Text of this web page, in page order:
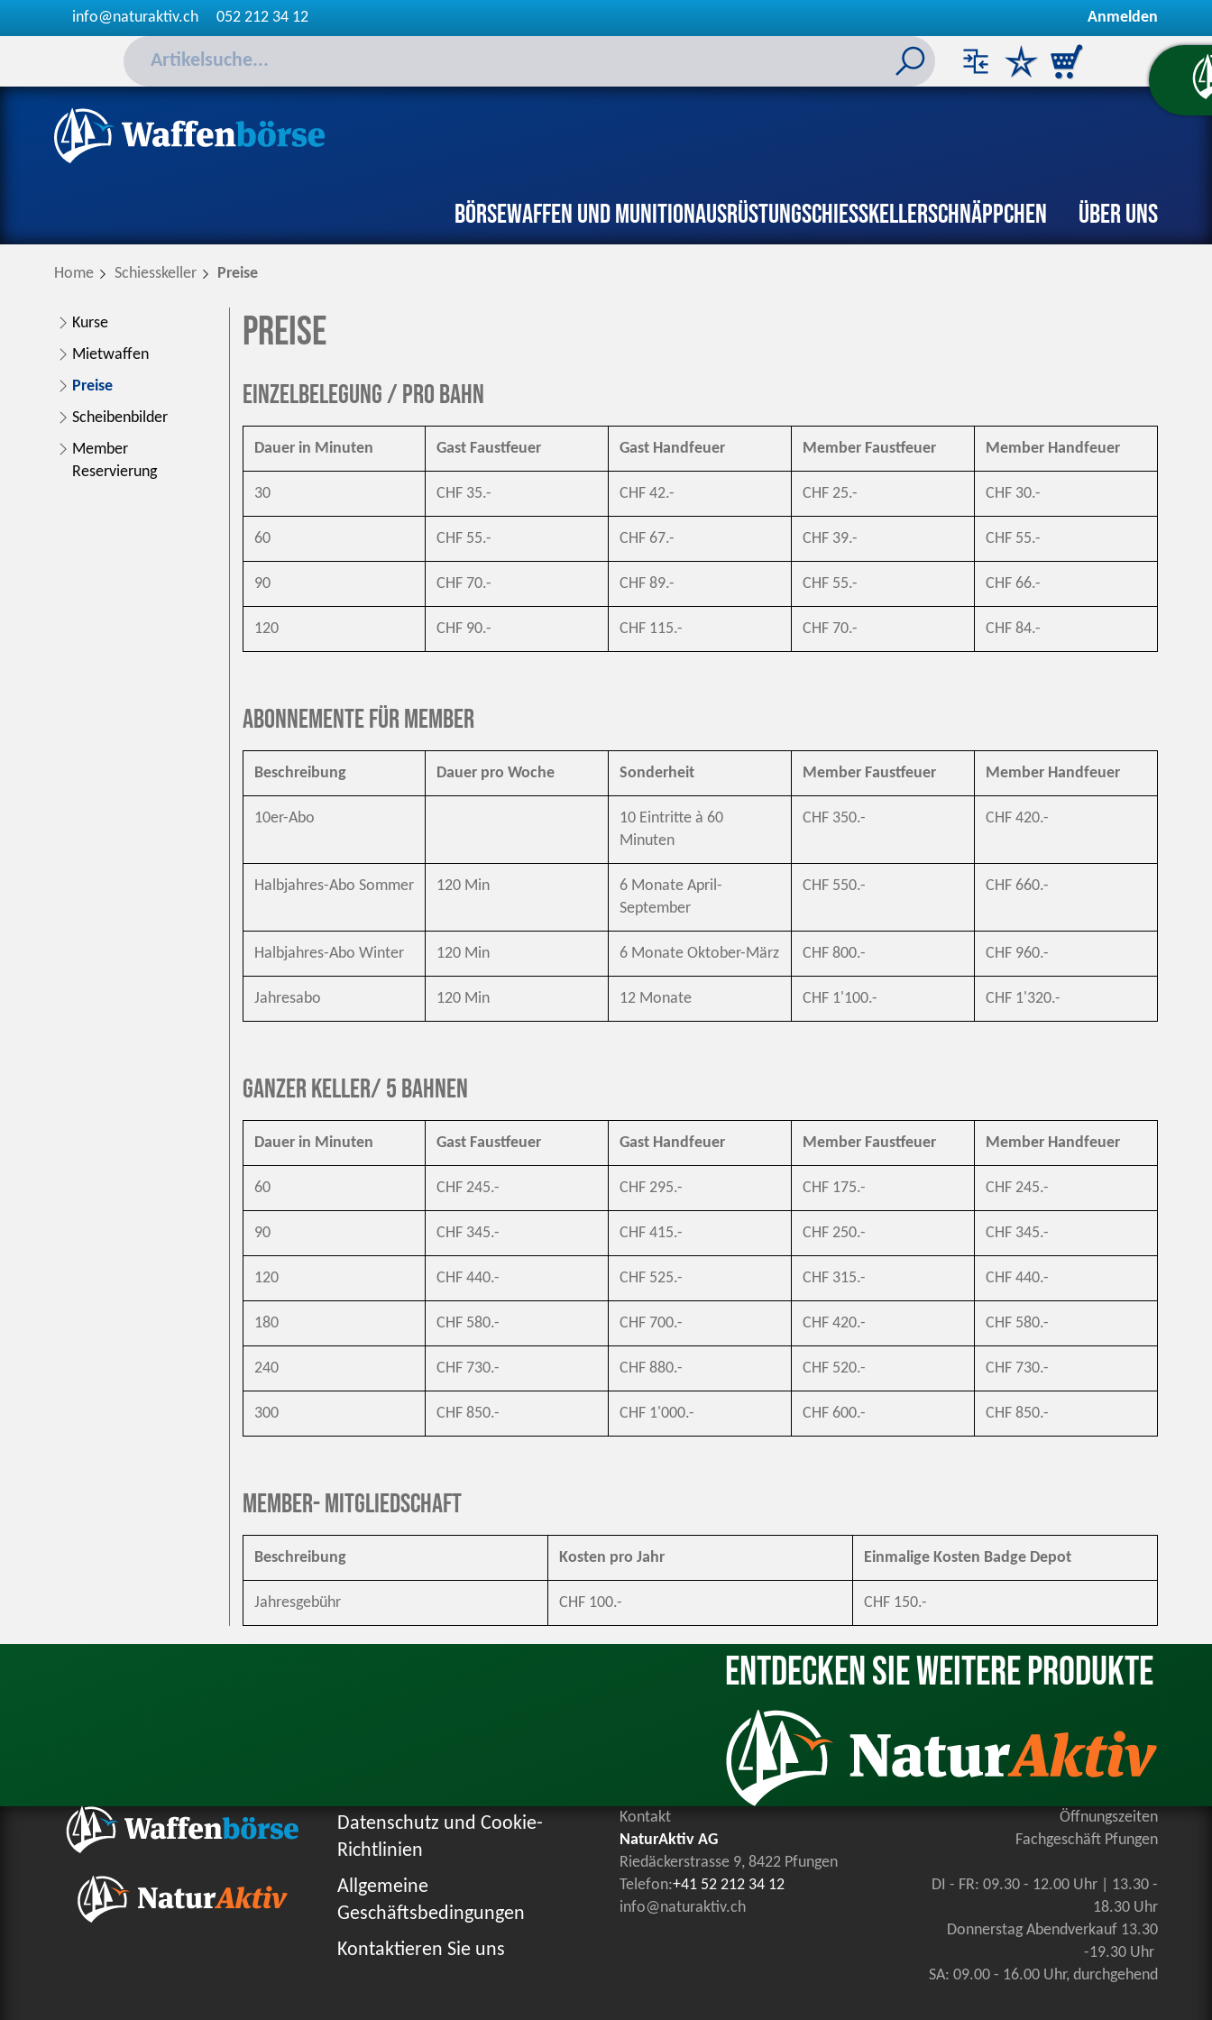
info@naturaktiv.ch 052 212 34 12 Anmelden
BörseWaffen und MunitionAusrüstungSchiesskellerSchnäppchen Über uns
Home Schiesskeller Preise
Kurse
Mietwaffen
Preise
Scheibenbilder
Member
Reservierung
Preise
Einzelbelegung / pro Bahn
Dauer in Minuten Gast Faustfeuer Gast Handfeuer Member Faustfeuer Member Handfeuer
30 CHF 35.- CHF 42.- CHF 25.- CHF 30.-
60 CHF 55.- CHF 67.- CHF 39.- CHF 55.-
90 CHF 70.- CHF 89.- CHF 55.- CHF 66.-
120 CHF 90.- CHF 115.- CHF 70.- CHF 84.-
Abonnemente für Member
Beschreibung Dauer pro Woche Sonderheit Member Faustfeuer Member Handfeuer
10er-Abo
10 Eintritte à 60
Minuten
CHF 350.- CHF 420.-
Halbjahres-Abo Sommer 120 Min
6 Monate April-
September
CHF 550.- CHF 660.-
Halbjahres-Abo Winter 120 Min 6 Monate Oktober-März CHF 800.- CHF 960.-
Jahresabo 120 Min 12 Monate CHF 1'100.- CHF 1'320.-
Ganzer Keller/ 5 Bahnen
Dauer in Minuten Gast Faustfeuer Gast Handfeuer Member Faustfeuer Member Handfeuer
60 CHF 245.- CHF 295.- CHF 175.- CHF 245.-
90 CHF 345.- CHF 415.- CHF 250.- CHF 345.-
120 CHF 440.- CHF 525.- CHF 315.- CHF 440.-
180 CHF 580.- CHF 700.- CHF 420.- CHF 580.-
240 CHF 730.- CHF 880.- CHF 520.- CHF 730.-
300 CHF 850.- CHF 1'000.- CHF 600.- CHF 850.-
Member- Mitgliedschaft
Beschreibung Kosten pro Jahr Einmalige Kosten Badge Depot
Jahresgebühr CHF 100.- CHF 150.-
Entdecken Sie weitere Produkte
Datenschutz und Cookie-
Richtlinien
Allgemeine
Geschäftsbedingungen
Kontaktieren Sie uns
Kontakt
NaturAktiv AG
Riedäckerstrasse 9, 8422 Pfungen
Telefon:+41 52 212 34 12
info@naturaktiv.ch
Öffnungszeiten
Fachgeschäft Pfungen
DI - FR: 09.30 - 12.00 Uhr | 13.30 -
18.30 Uhr
Donnerstag Abendverkauf 13.30
-19.30 Uhr
SA: 09.00 - 16.00 Uhr, durchgehend